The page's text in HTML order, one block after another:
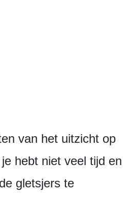
van het uitzicht op
hebt niet veel tijd en
gletsjers te